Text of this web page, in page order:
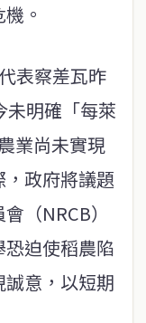
。
表察差瓦昨
未明確「每萊
業尚未實現
政府將議題
（NRCB）
迫使稻農陷
意，以短期